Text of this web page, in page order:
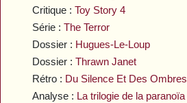
Critique :Toy Story 4
Série :The Terror
Dossier : Hugues-Le-Loup
Dossier :Thrawn Janet
Rétro : Du Silence Et Des Ombres
Analyse : La trilogie de la paranoïa